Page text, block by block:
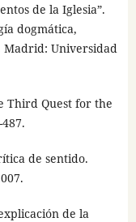
de la Iglesia”.
dogmática,
Madrid: Universidad
Third Quest for the
de sentido.
de la